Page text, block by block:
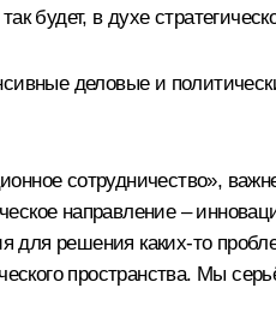
в духе
деловые и
сотрудничество»,
направление –
решения каких‑то
пространства. Мы